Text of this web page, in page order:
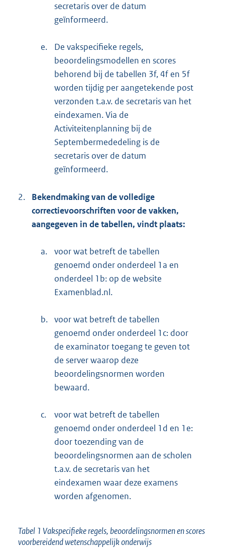
secretaris over de datum
geïnformeerd.
e.
De vakspecifieke regels,
beoordelingsmodellen en scores
behorend bij de tabellen 3f, 4f en 5f
worden tijdig per aangetekende post
verzonden t.a.v. de secretaris van het
eindexamen. Via de
Activiteitenplanning bij de
Septembermededeling is de
secretaris over de datum
geïnformeerd.
2.
Bekendmaking van de volledige
correctievoorschriften voor de vakken,
aangegeven in de tabellen, vindt plaats:
a.
voor wat betreft de tabellen
genoemd onder onderdeel 1a en
onderdeel 1b: op de website
Examenblad.nl.
b. voor wat betreft de tabellen
genoemd onder onderdeel 1c: door
de examinator toegang te geven tot
de server waarop deze
beoordelingsnormen worden
bewaard.
c.
voor wat betreft de tabellen
genoemd onder onderdeel 1d en 1e:
door toezending van de
beoordelingsnormen aan de scholen
t.a.v. de secretaris van het
eindexamen waar deze examens
worden afgenomen.
Tabel 1 Vakspecifieke regels, beoordelingsnormen en scores
voorbereidend wetenschappelijk onderwijs